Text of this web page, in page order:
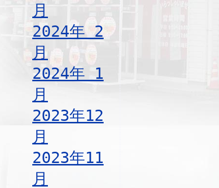
月
2024年 2
月
2024年 1
月
2023年12
月
2023年11
月